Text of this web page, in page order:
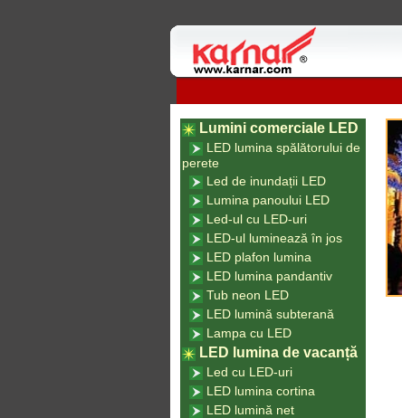
Lumini comerciale LED
LED lumina spălătorului de
perete
Led de inundații LED
Lumina panoului LED
Led-ul cu LED-uri
LED-ul luminează în jos
LED plafon lumina
LED lumina pandantiv
Tub neon LED
LED lumină subterană
Lampa cu LED
LED lumina de vacanță
Led cu LED-uri
LED lumina cortina
LED lumină net